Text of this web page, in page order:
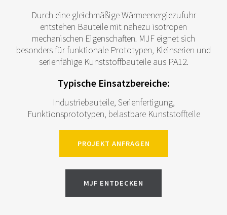
Durch eine gleichmäßige Wärmeenergiezufuhr
entstehen Bauteile mit nahezu isotropen
mechanischen Eigenschaften. MJF eignet sich
besonders für funktionale Prototypen, Kleinserien und
serienfähige Kunststoffbauteile aus PA12.
Typische Einsatzbereiche:
Industriebauteile, Serienfertigung,
Funktionsprototypen, belastbare Kunststoffteile
PROJEKT ANFRAGEN
MJF ENTDECKEN